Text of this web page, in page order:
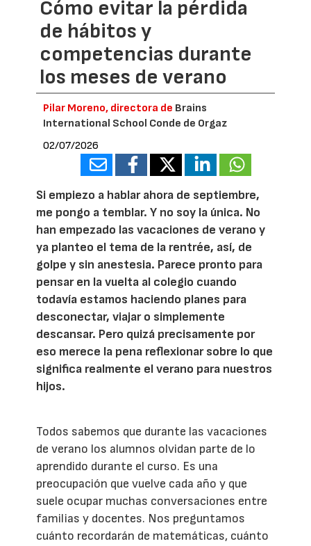
Cómo evitar la pérdida
de hábitos y
competencias durante
los meses de verano
Pilar Moreno, directora de Brains
International School Conde de Orgaz
02/07/2026
Si empiezo a hablar ahora de septiembre,
me pongo a temblar. Y no soy la única. No
han empezado las vacaciones de verano y
ya planteo el tema de la rentrée, así, de
golpe y sin anestesia. Parece pronto para
pensar en la vuelta al colegio cuando
todavía estamos haciendo planes para
desconectar, viajar o simplemente
descansar. Pero quizá precisamente por
eso merece la pena reflexionar sobre lo que
significa realmente el verano para nuestros
hijos.
Todos sabemos que durante las vacaciones
de verano los alumnos olvidan parte de lo
aprendido durante el curso. Es una
preocupación que vuelve cada año y que
suele ocupar muchas conversaciones entre
familias y docentes. Nos preguntamos
cuánto recordarán de matemáticas, cuánto